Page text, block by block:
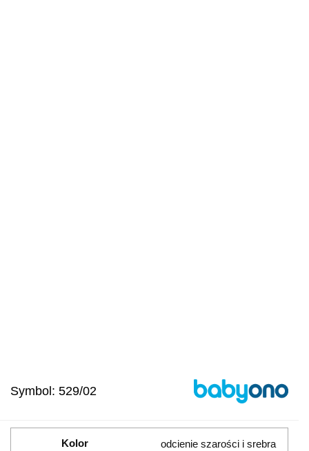
Symbol: 529/02
Kolor odcienie szarości i srebra